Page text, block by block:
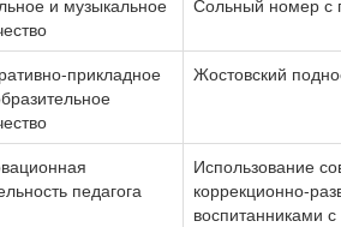
и музыкальное
Сольный номер с
прикладное
Жостовский
педагога
Использование
коррекционно-
воспитанниками